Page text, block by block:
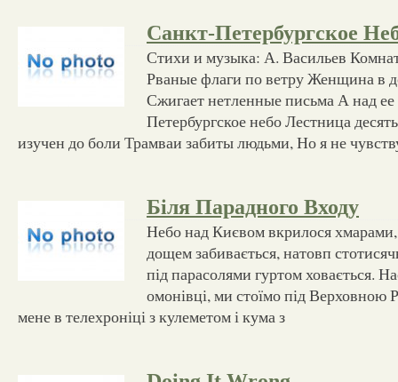
Санкт-Петербургское
Стихи и музыка: А. Васильев
Рваные флаги по ветру Женщина в
Сжигает нетленные письма А над
Петербургское небо Лестница
изучен до боли Трамваи забиты людьми, Но я не
Біля Парадного Входу
Небо над Києвом вкрилося хмарами,
дощем забивається, натовп
під парасолями гуртом ховається.
омонівці, ми стоїмо під
мене в телехроніці з кулеметом і кума з